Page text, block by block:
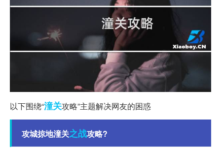
以下围绕“潼关攻略”主题解决网友的困惑
攻城掠地潼关之战攻略?